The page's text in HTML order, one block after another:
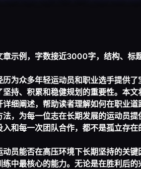
示例，字数接近3000字，结构、标
为众多年轻运动员和职业选手提供
持、积累和稳健规划的重要性。本
细阐述，帮助读者理解如何在职业
，为每一位志在长期发展的运动员
和每一次团队合作，都不是孤立存在
员能否在高压环境下长期坚持的关
中最核心的能力。无论是在胜利后